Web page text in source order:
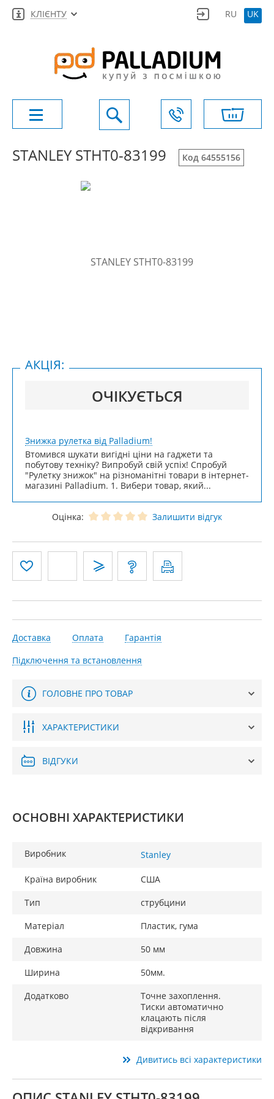
КЛІЄНТУ RU UK
STANLEY STHT0-83199 Код 64555156
ОЧІКУЄТЬСЯ
АКЦІЯ:
Знижка рулетка від Palladium!
Втомився шукати вигідні ціни на гаджети та
побутову техніку? Випробуй свій успіх! Спробуй
"Рулетку знижок" на різноманітні товари в інтернет-
магазині Palladium. 1. Вибери товар, який...
Оцінка: Залишити відгук
Доставка Оплата
Гарантія
Підключення та встановлення
ГОЛОВНЕ ПРО ТОВАР
ХАРАКТЕРИСТИКИ
ВІДГУКИ
ОСНОВНІ ХАРАКТЕРИСТИКИ
Виробник Stanley
Країна виробник
США
Тип
струбцини
Матеріал
Пластик, гума
Довжина
50 мм
Ширина
50мм.
Додатково
Точне захоплення.
Тиски автоматично
клацають після
відкривання
Дивитись всі характеристики